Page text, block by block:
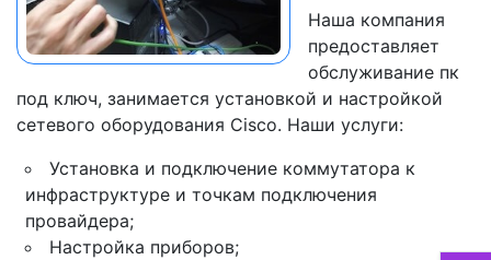
Наша компания
предоставляет
обслуживание пк
под ключ, занимается установкой и настройкой
сетевого оборудования Cisco. Наши услуги:
Установка и подключение коммутатора к
инфраструктуре и точкам подключения
провайдера;
Настройка приборов;